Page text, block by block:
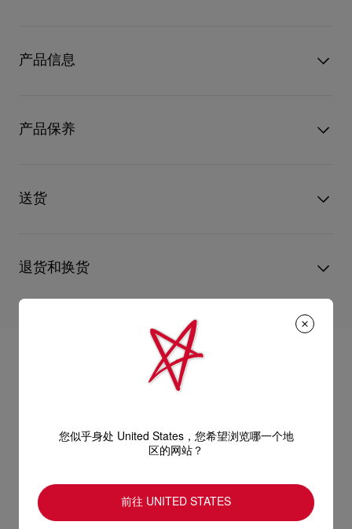
工艺。管状弧形银色饰边手柄连接模仿Miss Z高跟鞋鞋底的固定
片，并以含蓄的金属细节围绕。手袋以Saharienne杏色翻面绒面
- 2条9.4英寸／24公分手柄
- 1 个主间隔
- 尺寸：
- 高 5.1 x 长11.8 x 宽3.5英寸
产品信息
颜色
杏色
物料
小牛皮
产品保养
革产品需要深层清洁还是保养护理，我们也能为尽应所需，确保
您心仪的设计耐用经年。 请小心护理闪亮皮革产品，以免品质受
送货
部分地区可能需要额外送货时间。
退货和换货
换货视乎产品库存而定，请联系客户服务专员。
专门店恕不处理退货或换货要求。
退回的产品必须完好无损，红鞋底也没有任何污渍。
您似乎身处 United States，您希望浏览哪一个地
区的网站？
前往 UNITED STATES